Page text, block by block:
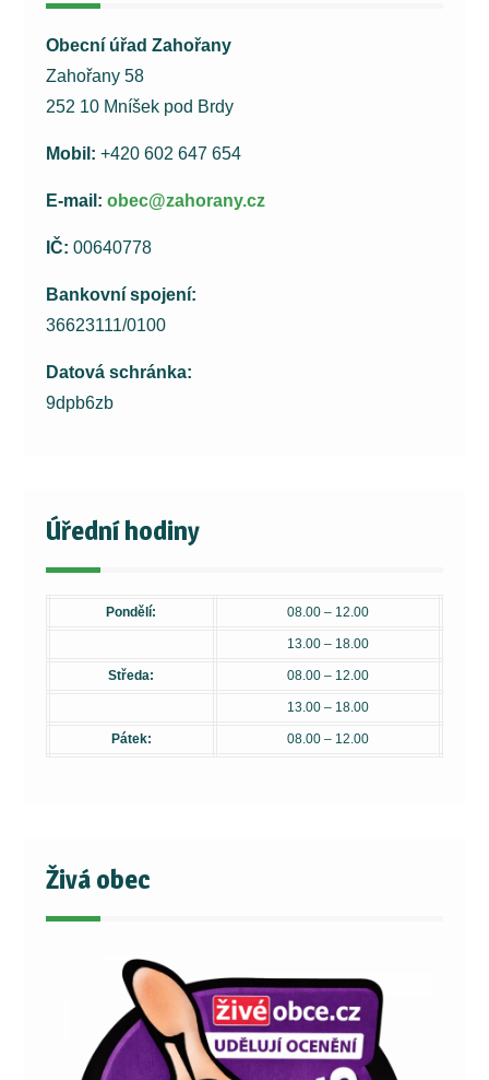
Obecní úřad Zahořany
Zahořany 58
252 10 Mníšek pod Brdy
Mobil: +420 602 647 654
E-mail: obec@zahorany.cz
IČ: 00640778
Bankovní spojení:
36623111/0100
Datová schránka:
9dpb6zb
Úřední hodiny
Pondělí: 08.00 – 12.00
13.00 – 18.00
Středa: 08.00 – 12.00
13.00 – 18.00
Pátek: 08.00 – 12.00
Živá obec